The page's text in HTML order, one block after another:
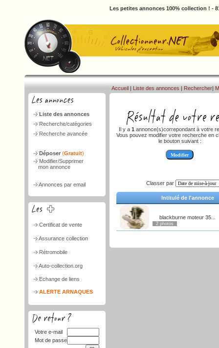
Les petites annonces 100% collection ! -
Liste des annonces
Recherche/catégories
Recherche avancée
Déposer (Gratuit)
Modifier/Supprimer
mon annonce
Annonces par email
Certificat de vente
Assurance collection
Rétromobile
Auto-collection.org
Echange de liens
ALERTE ARNAQUES
Votre e-mail
Mot de passe
Accueil | Liste des annonces | Rechercher|
Il y a 1 annonce(s)correpondant à votre
Vous pouvez modifier votre recherche en
le bouton suivant :
Classer par
Intitulé de l'annonce
blackburne moteur 35...
2 photos